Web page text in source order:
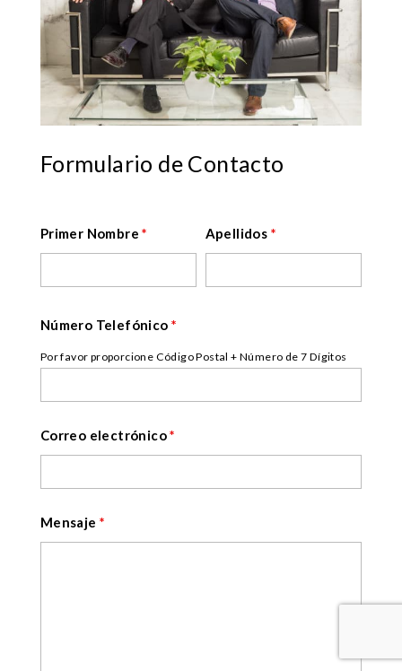
Formulario de Contacto
Primer Nombre* Apellidos *
Número Telefónico *
Por favor proporcione Código Postal + Número de 7 Dígitos
Correo electrónico*
Mensaje *